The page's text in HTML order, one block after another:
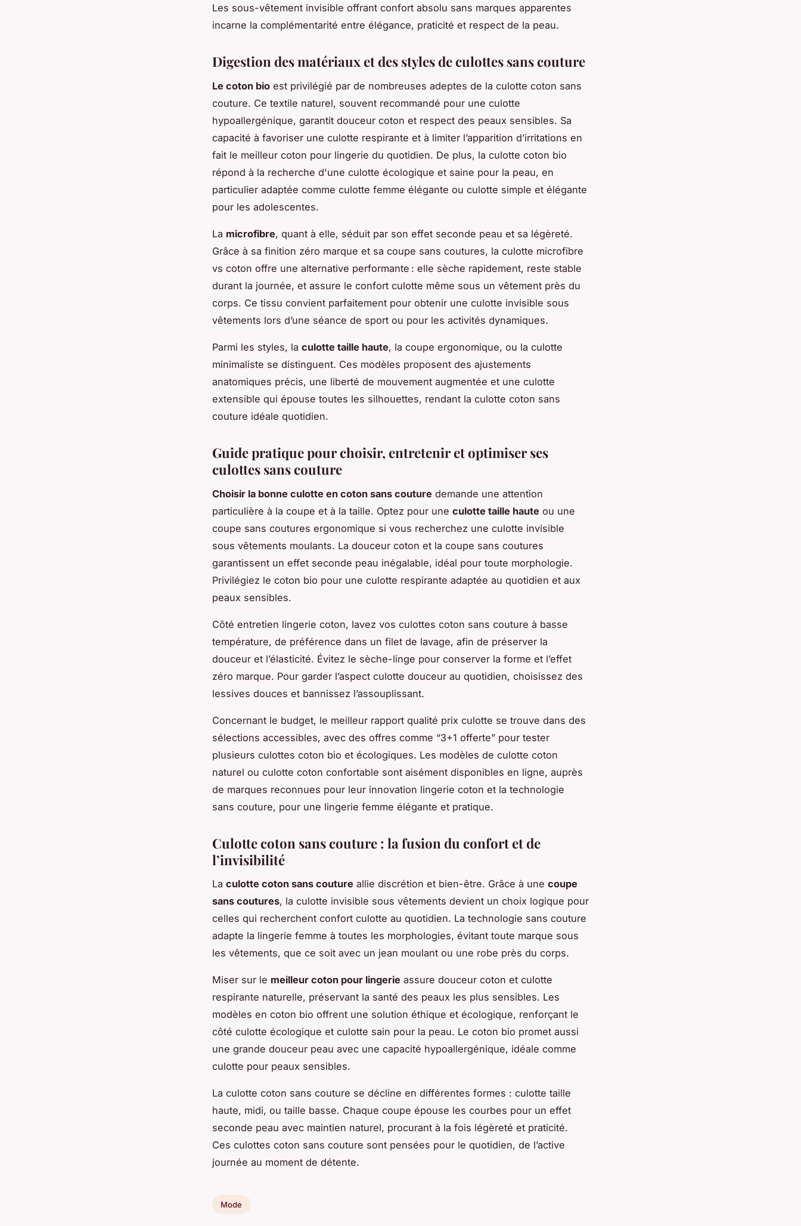
Les sous-vêtement invisible offrant confort absolu sans marques apparentes
incarne la complémentarité entre élégance, praticité et respect de la peau.
Digestion des matériaux et des styles de culottes sans couture
Le coton bio est privilégié par de nombreuses adeptes de la culotte coton sans
couture. Ce textile naturel, souvent recommandé pour une culotte
hypoallergénique, garantit douceur coton et respect des peaux sensibles. Sa
capacité à favoriser une culotte respirante et à limiter l’apparition d’irritations en
fait le meilleur coton pour lingerie du quotidien. De plus, la culotte coton bio
répond à la recherche d'une culotte écologique et saine pour la peau, en
particulier adaptée comme culotte femme élégante ou culotte simple et élégante
pour les adolescentes.
La microfibre, quant à elle, séduit par son effet seconde peau et sa légèreté.
Grâce à sa finition zéro marque et sa coupe sans coutures, la culotte microfibre
vs coton offre une alternative performante : elle sèche rapidement, reste stable
durant la journée, et assure le confort culotte même sous un vêtement près du
corps. Ce tissu convient parfaitement pour obtenir une culotte invisible sous
vêtements lors d’une séance de sport ou pour les activités dynamiques.
Parmi les styles, la culotte taille haute, la coupe ergonomique, ou la culotte
minimaliste se distinguent. Ces modèles proposent des ajustements
anatomiques précis, une liberté de mouvement augmentée et une culotte
extensible qui épouse toutes les silhouettes, rendant la culotte coton sans
couture idéale quotidien.
Guide pratique pour choisir, entretenir et optimiser ses
culottes sans couture
Choisir la bonne culotte en coton sans couture demande une attention
particulière à la coupe et à la taille. Optez pour une culotte taille haute ou une
coupe sans coutures ergonomique si vous recherchez une culotte invisible
sous vêtements moulants. La douceur coton et la coupe sans coutures
garantissent un effet seconde peau inégalable, idéal pour toute morphologie.
Privilégiez le coton bio pour une culotte respirante adaptée au quotidien et aux
peaux sensibles.
Côté entretien lingerie coton, lavez vos culottes coton sans couture à basse
température, de préférence dans un filet de lavage, afin de préserver la
douceur et l’élasticité. Évitez le sèche-linge pour conserver la forme et l’effet
zéro marque. Pour garder l’aspect culotte douceur au quotidien, choisissez des
lessives douces et bannissez l’assouplissant.
Concernant le budget, le meilleur rapport qualité prix culotte se trouve dans des
sélections accessibles, avec des offres comme “3+1 offerte” pour tester
plusieurs culottes coton bio et écologiques. Les modèles de culotte coton
naturel ou culotte coton confortable sont aisément disponibles en ligne, auprès
de marques reconnues pour leur innovation lingerie coton et la technologie
sans couture, pour une lingerie femme élégante et pratique.
Culotte coton sans couture : la fusion du confort et de
l’invisibilité
La culotte coton sans couture allie discrétion et bien-être. Grâce à une coupe
sans coutures, la culotte invisible sous vêtements devient un choix logique pour
celles qui recherchent confort culotte au quotidien. La technologie sans couture
adapte la lingerie femme à toutes les morphologies, évitant toute marque sous
les vêtements, que ce soit avec un jean moulant ou une robe près du corps.
Miser sur le meilleur coton pour lingerie assure douceur coton et culotte
respirante naturelle, préservant la santé des peaux les plus sensibles. Les
modèles en coton bio offrent une solution éthique et écologique, renforçant le
côté culotte écologique et culotte sain pour la peau. Le coton bio promet aussi
une grande douceur peau avec une capacité hypoallergénique, idéale comme
culotte pour peaux sensibles.
La culotte coton sans couture se décline en différentes formes : culotte taille
haute, midi, ou taille basse. Chaque coupe épouse les courbes pour un effet
seconde peau avec maintien naturel, procurant à la fois légèreté et praticité.
Ces culottes coton sans couture sont pensées pour le quotidien, de l’active
journée au moment de détente.
Mode